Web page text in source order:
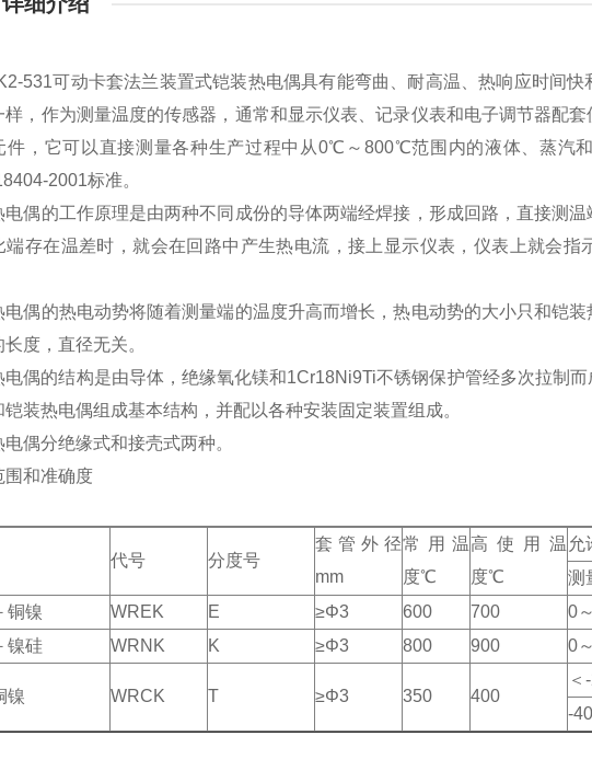
531可动卡套法兰装置式铠装热电偶具有能弯曲、耐高温、热响应时间
样，作为测量温度的传感器，通常和显示仪表、记录仪表和电子调节器配
件，它可以直接测量各种生产过程中从0℃～800℃范围内的液体、蒸汽
2001标准。
电偶的工作原理是由两种不同成份的导体两端经焊接，形成回路，直接测
端存在温差时，就会在回路中产生热电流，接上显示仪表，仪表上就会指
电偶的热电动势将随着测量端的温度升高而增长，热电动势的大小只和铠
度，直径无关。
电偶的结构是由导体，绝缘氧化镁和1Cr18Ni9Ti不锈钢保护管经多次拉制
铠装热电偶组成基本结构，并配以各种安装固定装置组成。
偶分绝缘式和接壳式两种。
围和准确度
代号 分度号
套管外径
mm
常用温
度℃
高使用温
度℃
允
测
铜镍
WREK E ≥Φ3 600 700 0
镍硅
WRNK K ≥Φ3 800 900 0
镍 WRCK T ≥Φ3 350 400
＜
-